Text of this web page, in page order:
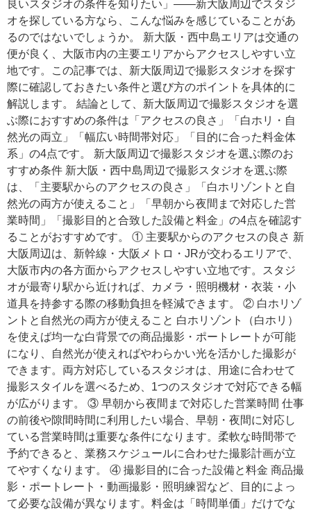
良いスタジオの条件を知りたい」——新大阪周辺でスタジ
オを探している方なら、こんな悩みを感じていることがあ
るのではないでしょうか。 新大阪・西中島エリアは交通の
便が良く、大阪市内の主要エリアからアクセスしやすい立
地です。この記事では、新大阪周辺で撮影スタジオを探す
際に確認しておきたい条件と選び方のポイントを具体的に
解説します。 結論として、新大阪周辺で撮影スタジオを選
ぶ際におすすめの条件は「アクセスの良さ」「白ホリ・自
然光の両立」「幅広い時間帯対応」「目的に合った料金体
系」の4点です。 新大阪周辺で撮影スタジオを選ぶ際のお
すすめ条件 新大阪・西中島周辺で撮影スタジオを選ぶ際
は、「主要駅からのアクセスの良さ」「白ホリゾントと自
然光の両方が使えること」「早朝から夜間まで対応した営
業時間」「撮影目的と合致した設備と料金」の4点を確認す
ることがおすすめです。 ① 主要駅からのアクセスの良さ 新
大阪周辺は、新幹線・大阪メトロ・JRが交わるエリアで、
大阪市内の各方面からアクセスしやすい立地です。スタジ
オが最寄り駅から近ければ、カメラ・照明機材・衣装・小
道具を持参する際の移動負担を軽減できます。 ② 白ホリゾ
ントと自然光の両方が使えること 白ホリゾント（白ホリ）
を使えば均一な白背景での商品撮影・ポートレートが可能
になり、自然光が使えればやわらかい光を活かした撮影が
できます。両方対応しているスタジオは、用途に合わせて
撮影スタイルを選べるため、1つのスタジオで対応できる幅
が広がります。 ③ 早朝から夜間まで対応した営業時間 仕事
の前後や隙間時間に利用したい場合、早朝・夜間に対応し
ている営業時間は重要な条件になります。柔軟な時間帯で
予約できると、業務スケジュールに合わせた撮影計画が立
てやすくなります。 ④ 撮影目的に合った設備と料金 商品撮
影・ポートレート・動画撮影・照明練習など、目的によっ
て必要な設備が異なります。料金は「時間単価」だけでな